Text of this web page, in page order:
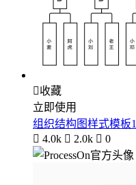
收藏
立即使用
组织结构图样式模板1
 4.0k  2.0k  0